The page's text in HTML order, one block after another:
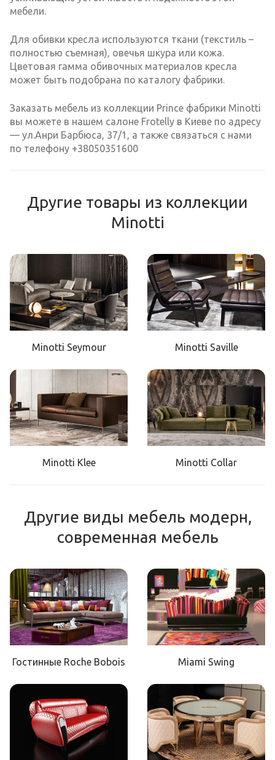
мебели.
Для обивки кресла используются ткани (текстиль –
полностью съемная), овечья шкура или кожа.
Цветовая гамма обивочных материалов кресла
может быть подобрана по каталогу фабрики.
Заказать мебель из коллекции Prince фабрики Minotti
вы можете в нашем салоне Frotelly в Киеве по адресу
— ул.Анри Барбюса, 37/1, а также связаться с нами
по телефону +38050351600
Другие товары из коллекции
Minotti
Minotti Seymour Minotti Saville
Minotti Klee Minotti Collar
Другие виды мебель модерн,
современная мебель
Гостинные Roche Bobois Miami Swing